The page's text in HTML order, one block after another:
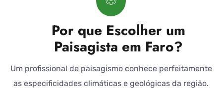
Por que Escolher um
Paisagista em Faro?
Um profissional de paisagismo conhece perfeitamente
as especificidades climáticas e geológicas da região.